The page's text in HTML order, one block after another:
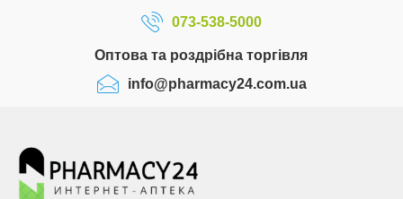
073-538-5000
Оптова та роздрібна торгівля
info@pharmacy24.com.ua